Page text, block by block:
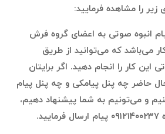
را مشاهده فرمایید:
انبوه صوتی به اعضای گروه فرش
می‌باشد که می‌توانید از طریق
این کار را انجام دهید. اگر برایتان
حاضر چه پنل پیامکی و چه پنل پیام
و می‌تونیم به شما پیشنهاد دهیم،